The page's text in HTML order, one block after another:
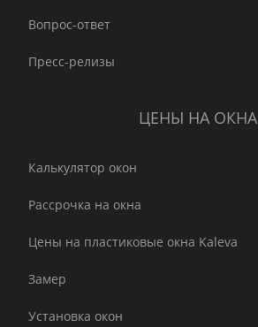
Вопрос-ответ
Пресс-релизы
ЦЕНЫ НА ОКНА
Калькулятор окон
Рассрочка на окна
Цены на пластиковые окна Kaleva
Замер
Установка окон